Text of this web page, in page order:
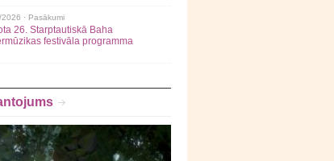
· Pasākumi
26. Starptautiskā Baha
festivāla programma